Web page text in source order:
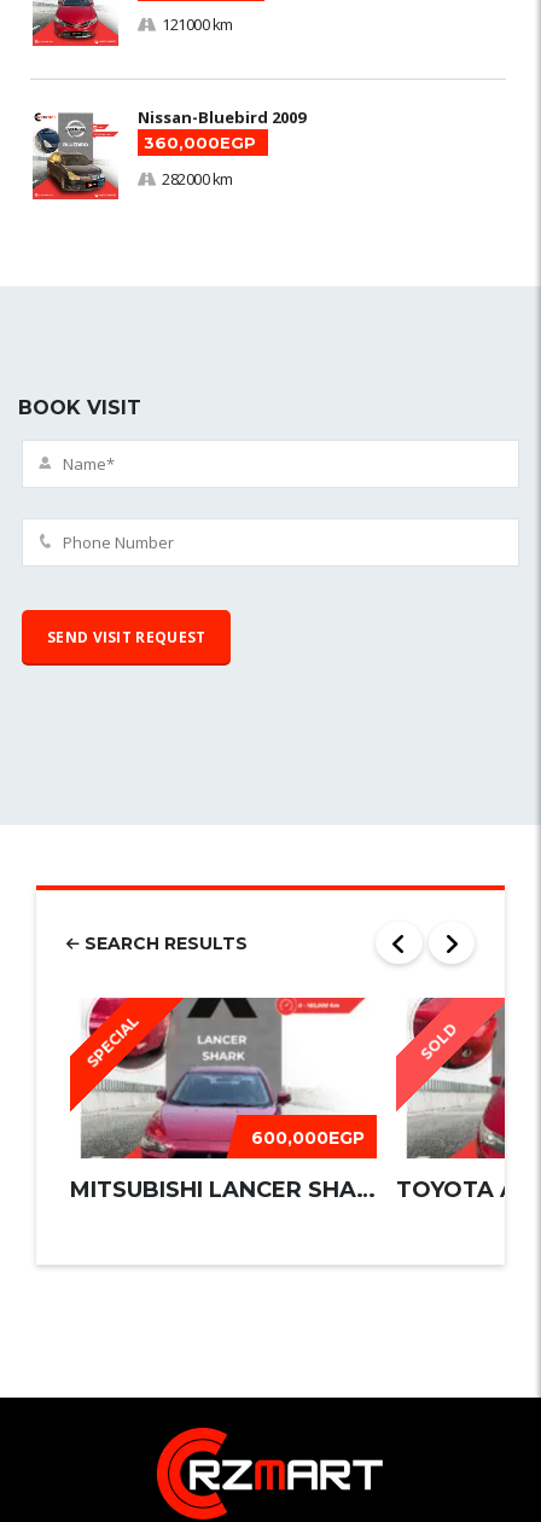
121000 km
Nissan-Bluebird 2009
360,000EGP
282000 km
BOOK VISIT
SEARCH RESULTS
SPECIAL
600,000EGP
MITSUBISHI LANCER SHARK 2016
SOLD
TOYOTA